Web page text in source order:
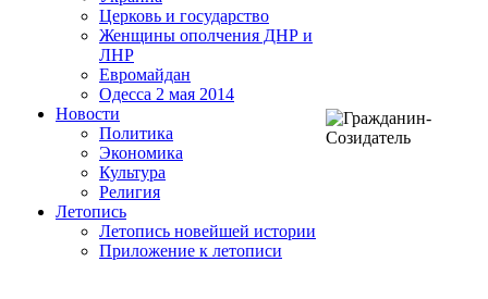
Церковь и государство
Женщины ополчения ДНР и
ЛНР
Евромайдан
Одесса 2 мая 2014
Новости
Политика
Экономика
Культура
Религия
Летопись
Летопись новейшей истории
Приложение к летописи